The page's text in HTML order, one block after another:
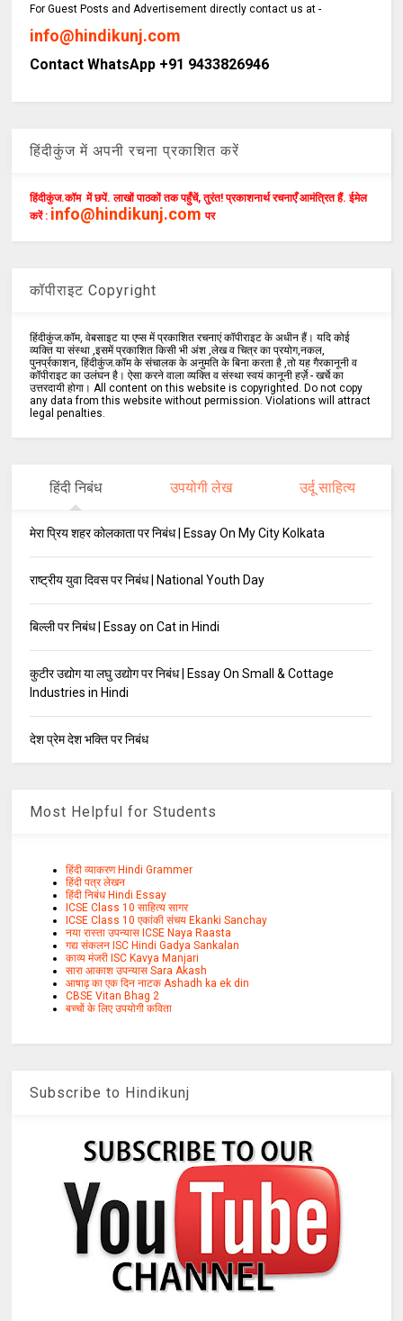
For Guest Posts and Advertisement directly contact us at -
info@hindikunj.com
Contact WhatsApp +91 9433826946
हिंदीकुंज में अपनी रचना प्रकाशित करें
हिंदीकुंज.कॉम में छपें. लाखों पाठकों तक पहुँचें, तुरंत! प्रकाशनार्थ रचनाएँ आमंत्रित हैं. ईमेल
करें : info@hindikunj.com पर
कॉपीराइट Copyright
हिंदीकुंज.कॉम, वेबसाइट या एप्स में प्रकाशित रचनाएं कॉपीराइट के अधीन हैं। यदि कोई
व्यक्ति या संस्था ,इसमें प्रकाशित किसी भी अंश ,लेख व चित्र का प्रयोग,नकल,
पुनर्प्रकाशन, हिंदीकुंज.कॉम के संचालक के अनुमति के बिना करता है ,तो यह गैरकानूनी व
कॉपीराइट का उलंघन है। ऐसा करने वाला व्यक्ति व संस्था स्वयं कानूनी हर्ज़े - खर्चे का
उत्तरदायी होगा। All content on this website is copyrighted. Do not copy
any data from this website without permission. Violations will attract
legal penalties.
हिंदी निबंध उपयोगी लेख उर्दू साहित्य
मेरा प्रिय शहर कोलकाता पर निबंध | Essay On My City Kolkata
राष्ट्रीय युवा दिवस पर निबंध | National Youth Day
बिल्ली पर निबंध | Essay on Cat in Hindi
कुटीर उद्योग या लघु उद्योग पर निबंध | Essay On Small & Cottage
Industries in Hindi
देश प्रेम देश भक्ति पर निबंध
Most Helpful for Students
हिंदी व्याकरण Hindi Grammer
हिंदी पत्र लेखन
हिंदी निबंध Hindi Essay
ICSE Class 10 साहित्य सागर
ICSE Class 10 एकांकी संचय Ekanki Sanchay
नया रास्ता उपन्यास ICSE Naya Raasta
गद्य संकलन ISC Hindi Gadya Sankalan
काव्य मंजरी ISC Kavya Manjari
सारा आकाश उपन्यास Sara Akash
आषाढ़ का एक दिन नाटक Ashadh ka ek din
CBSE Vitan Bhag 2
बच्चों के लिए उपयोगी कविता
Subscribe to Hindikunj